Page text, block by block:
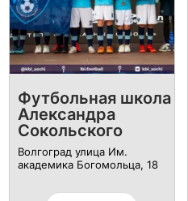
Футбольная школа
Александра
Сокольского
Волгоград улица Им.
академика Богомольца, 18